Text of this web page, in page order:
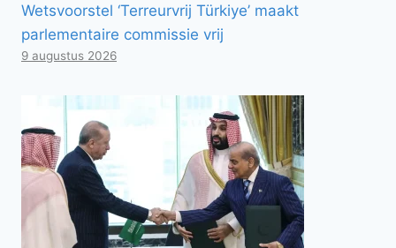
Wetsvoorstel ‘Terreurvrij Türkiye’ maakt
parlementaire commissie vrij
9 augustus 2026